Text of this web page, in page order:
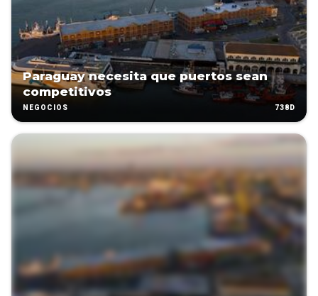
Paraguay necesita que puertos sean
competitivos
NEGOCIOS 738D